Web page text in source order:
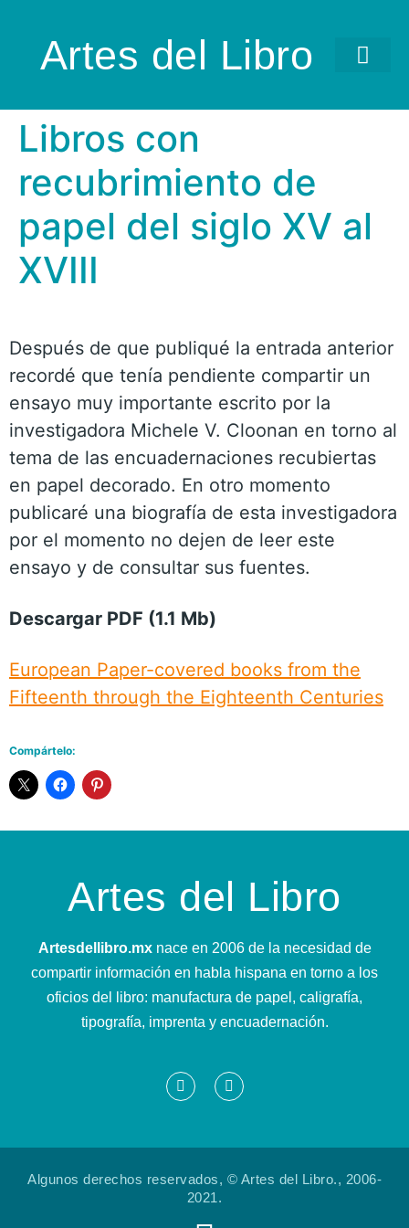
Artes del Libro
Libros con
recubrimiento de
papel del siglo XV al
XVIII
Después de que publiqué la entrada anterior
recordé que tenía pendiente compartir un
ensayo muy importante escrito por la
investigadora Michele V. Cloonan en torno al
tema de las encuadernaciones recubiertas
en papel decorado. En otro momento
publicaré una biografía de esta investigadora
por el momento no dejen de leer este
ensayo y de consultar sus fuentes.
Descargar PDF (1.1 Mb)
European Paper-covered books from the
Fifteenth through the Eighteenth Centuries
Compártelo:
Artes del Libro
Artesdellibro.mxnace en 2006 de la necesidad de
compartir información en habla hispana en torno a los
oficios del libro: manufactura de papel, caligrafía,
tipografía, imprenta y encuadernación.
Algunos derechos reservados, © Artes del Libro., 2006-
2021.